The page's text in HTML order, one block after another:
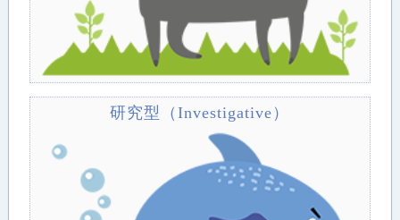
研究型（Investigative）